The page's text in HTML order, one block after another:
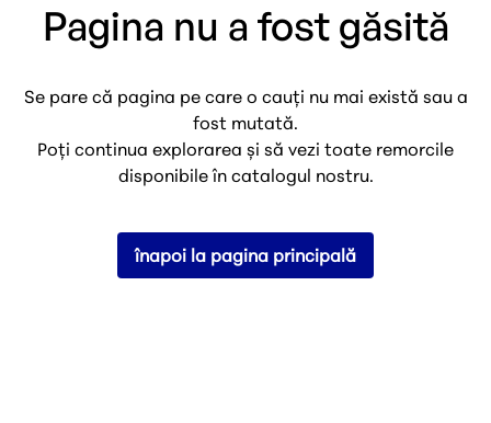
Pagina nu a fost găsită
Se pare că pagina pe care o cauți nu mai există sau a
fost mutată.
Poți continua explorarea și să vezi toate remorcile
disponibile în catalogul nostru.
înapoi la pagina principală